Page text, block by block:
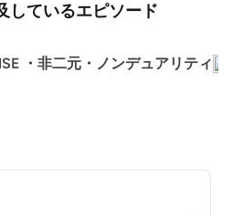
しているエピソード
・非二元・ノンデュアリティ